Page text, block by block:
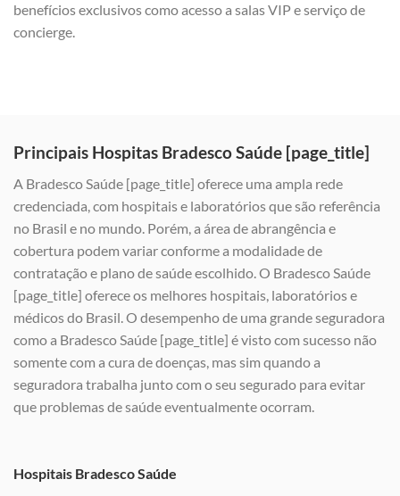
benefícios exclusivos como acesso a salas VIP e serviço de
concierge.
Principais Hospitas Bradesco Saúde [page_title]
A Bradesco Saúde [page_title] oferece uma ampla rede
credenciada, com hospitais e laboratórios que são referência
no Brasil e no mundo. Porém, a área de abrangência e
cobertura podem variar conforme a modalidade de
contratação e plano de saúde escolhido. O Bradesco Saúde
[page_title] oferece os melhores hospitais, laboratórios e
médicos do Brasil. O desempenho de uma grande seguradora
como a Bradesco Saúde [page_title] é visto com sucesso não
somente com a cura de doenças, mas sim quando a
seguradora trabalha junto com o seu segurado para evitar
que problemas de saúde eventualmente ocorram.
Hospitais Bradesco Saúde